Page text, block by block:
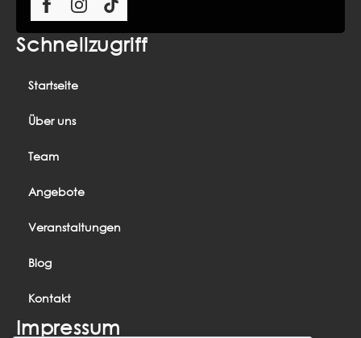
Schnellzugriff
Startseite
Über uns
Team
Angebote
Veranstaltungen
Blog
Kontakt
Impressum